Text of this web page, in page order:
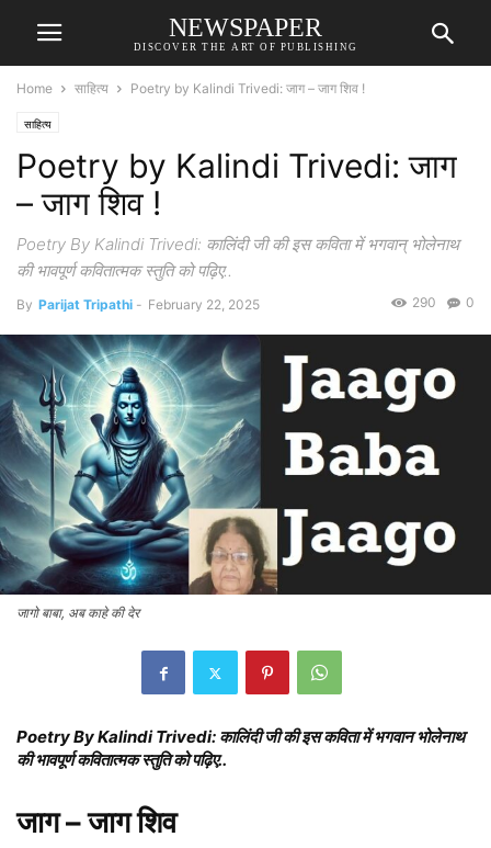
NEWSPAPER
DISCOVER THE ART OF PUBLISHING
Home साहित्य Poetry by Kalindi Trivedi: जाग – जाग शिव !
साहित्य
Poetry by Kalindi Trivedi: जाग
– जाग शिव !
Poetry By Kalindi Trivedi: कालिंदी जी की इस कविता में भगवान् भोलेनाथ
की भावपूर्ण कवितात्मक स्तुति को पढ़िए..
By Parijat Tripathi - February 22, 2025 0
290
जागो बाबा, अब काहे की देर
Poetry By Kalindi Trivedi: कालिंदी जी की इस कविता में भगवान भोलेनाथ
की भावपूर्ण कवितात्मक स्तुति को पढ़िए..
जाग – जाग शिव